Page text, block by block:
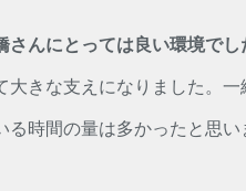
んにとっては良い環境でし
きな支えになりました。
時間の量は多かったと思い